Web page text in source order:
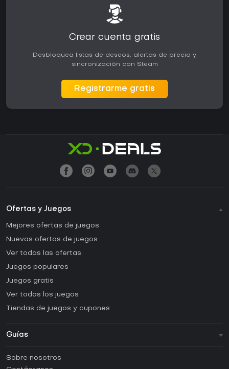
Crear cuenta gratis
Desbloquea listas de deseos, alertas de precio y
sincronización con Steam
Registrarme gratis
Ofertas y Juegos
Mejores ofertas de juegos
Nuevas ofertas de juegos
Ver todas las ofertas
Juegos populares
Juegos gratis
Ver todos los juegos
Tiendas de juegos y cupones
Guías
Guías y tutoriales
Sobre nosotros